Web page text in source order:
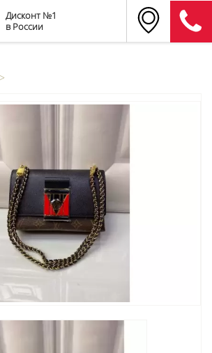
Дисконт №1
в России